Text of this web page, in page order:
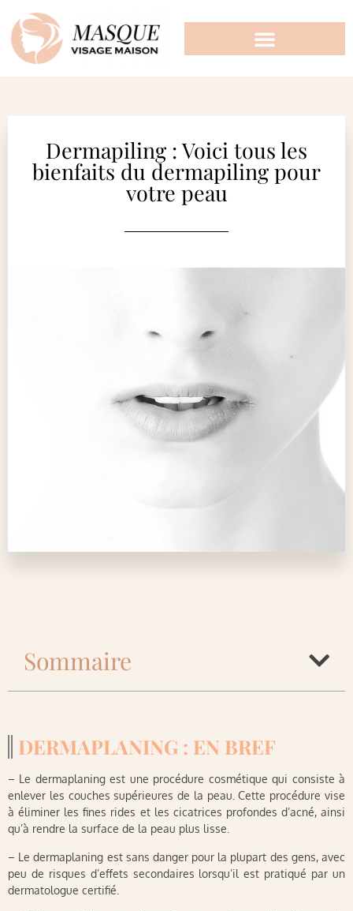
Dermapiling : Voici tous les
bienfaits du dermapiling pour
votre peau
Sommaire
DERMAPLANING : EN BREF
– Le dermaplaning est une procédure cosmétique qui consiste à
enlever les couches supérieures de la peau. Cette procédure vise
à éliminer les fines rides et les cicatrices profondes d’acné, ainsi
qu’à rendre la surface de la peau plus lisse.
– Le dermaplaning est sans danger pour la plupart des gens, avec
peu de risques d’effets secondaires lorsqu’il est pratiqué par un
dermatologue certifié.